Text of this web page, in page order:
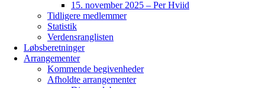
15. november 2025 – Per Hviid
Tidligere medlemmer
Statistik
Verdensranglisten
Løbsberetninger
Arrangementer
Kommende begivenheder
Afholdte arrangementer